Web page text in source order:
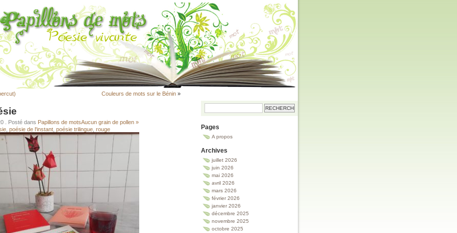
Couleurs de mots sur le Bénin »
. Posté dans Papillons de motsAucun grain de pollen »
poésie de l'instant poésie trilingue rouge Pages
A propos
Archives
juillet 2026
juin 2026
mai 2026
avril 2026
mars 2026
février 2026
janvier 2026
décembre 2025
novembre 2025
octobre 2025